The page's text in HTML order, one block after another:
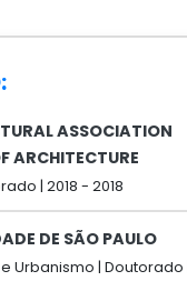
ASSOCIATION
ARCHITECTURE
| 2018 - 2018
DE SÃO PAULO
Urbanismo | Doutorado